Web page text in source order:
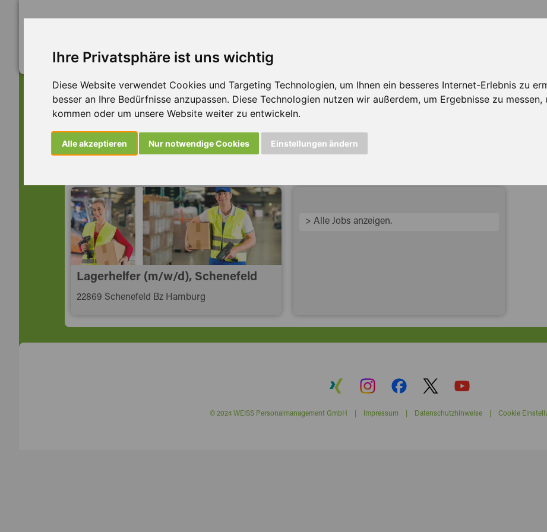
Ihre Privatsphäre ist uns wichtig
Diese Website verwendet Cookies und Targeting Technologien, um Ihnen ein besseres Internet-Erlebnis zu
besser an Ihre Bedürfnisse anzupassen. Diese Technologien nutzen wir außerdem, um Ergebnisse zu
kommen oder um unsere Website weiter zu entwickeln.
Alle akzeptieren Nur notwendige Cookies Einstellungen ändern
Dieser Job ist leider nicht mehr verfügbar ...
... aber vielleicht ist hier etwas dabei:
Lagerhelfer (m/w/d), Schenefeld
22869 Schenefeld Bz Hamburg
> Alle Jobs anzeigen.
© 2024 WEISS Personalmanagement GmbH | Impressum| Datenschutzhinweise| Cookie